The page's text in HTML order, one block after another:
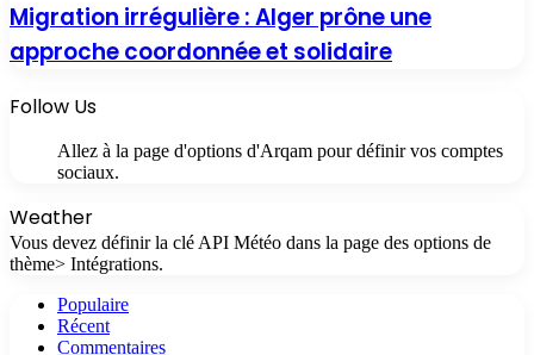
Migration irrégulière : Alger prône une
approche coordonnée et solidaire
Follow Us
Allez à la page d'options d'Arqam pour définir vos comptes
sociaux.
Weather
Vous devez définir la clé API Météo dans la page des options de
thème> Intégrations.
Populaire
Récent
Commentaires